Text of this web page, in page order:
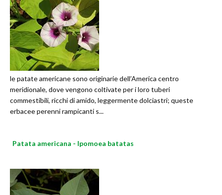
le patate americane sono originarie dell’America centro
meridionale, dove vengono coltivate per i loro tuberi
commestibili, ricchi di amido, leggermente dolciastri; queste
erbacee perenni rampicanti s...
Patata americana - Ipomoea batatas